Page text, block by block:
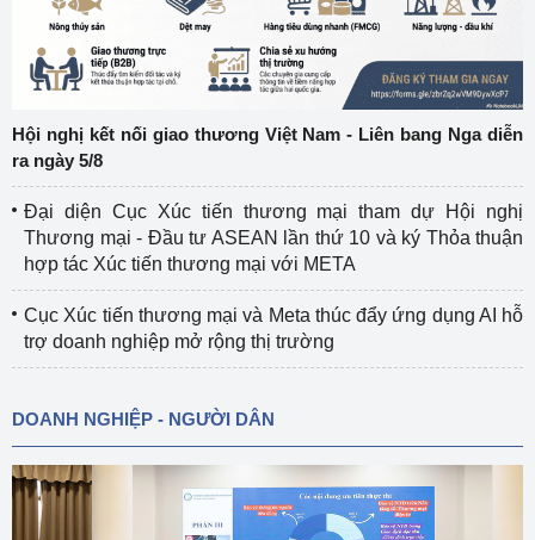
Hội nghị kết nối giao thương Việt Nam - Liên bang Nga diễn
ra ngày 5/8
Đại diện Cục Xúc tiến thương mại tham dự Hội nghị
Thương mại - Đầu tư ASEAN lần thứ 10 và ký Thỏa thuận
hợp tác Xúc tiến thương mại với META
Cục Xúc tiến thương mại và Meta thúc đẩy ứng dụng AI hỗ
trợ doanh nghiệp mở rộng thị trường
DOANH NGHIỆP - NGƯỜI DÂN